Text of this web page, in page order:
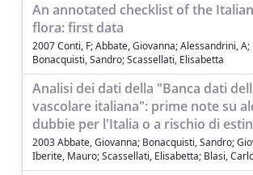
An annotated checklist of the
flora: first data
2007 Conti, F; Abbate, Giovanna; Alessandrini,
Bonacquisti, Sandro; Scassellati, Elisabetta
Analisi dei dati della "Banca dati
vascolare italiana": prime note su
dubbie per l'Italia o a rischio di
2003 Abbate, Giovanna; Bonacquisti, Sandro;
Iberite, Mauro; Scassellati, Elisabetta; Blasi,